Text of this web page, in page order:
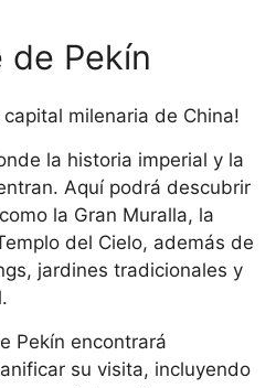
de Pekín
milenaria de China!
la historia imperial y la
Aquí podrá descubrir
la Gran Muralla, la
del Cielo, además de
jardines tradicionales y
Pekín encontrará
su visita, incluyendo